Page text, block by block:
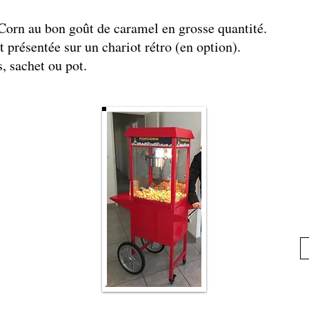
au bon goût de caramel en grosse quantité.
présentée sur un chariot rétro (en option).
sachet ou pot.